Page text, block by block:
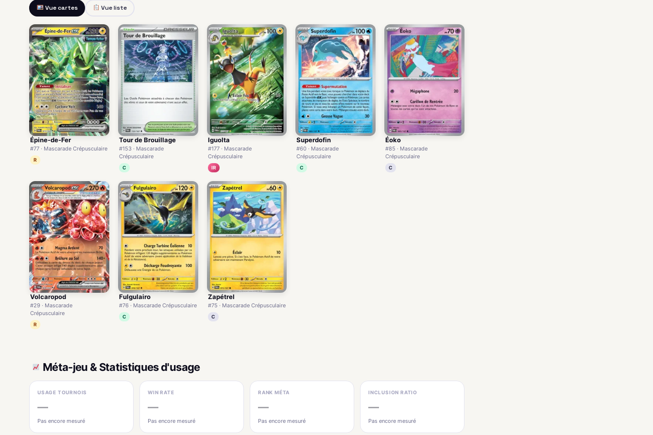
Vue cartes Vue liste
Épine-de-Fer
#77 · Mascarade Crépusculaire
R
Tour de Brouillage
#153 · Mascarade
Crépusculaire
C
Iguolta
#177 · Mascarade
Crépusculaire
IR
Superdofin
#60 · Mascarade
Crépusculaire
C
Éoko
#85 · Mascarade
Crépusculaire
C
Volcaropod
#29 · Mascarade
Crépusculaire
R
Fulgulairo
#76 · Mascarade Crépusculaire
C
Zapétrel
#75 · Mascarade Crépusculaire
C
Méta-jeu & Statistiques d'usage
USAGE TOURNOIS
—
Pas encore mesuré
WIN RATE
—
Pas encore mesuré
RANK MÉTA
—
Pas encore mesuré
INCLUSION RATIO
—
Pas encore mesuré